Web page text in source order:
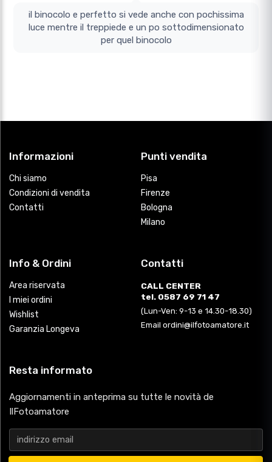
il binocolo e perfetto si vede anche con pochissima
luce mentre il treppiede e un po sottodimensionato
per quel binocolo
Informazioni
Chi siamo
Condizioni di vendita
Contatti
Punti vendita
Pisa
Firenze
Bologna
Milano
Info & Ordini
Area riservata
I miei ordini
Wishlist
Garanzia Longeva
Contatti
CALL CENTER
tel. 0587 69 71 47
(Lun-Ven: 9-13 e 14.30-18.30)
Email ordini@ilfotoamatore.it
Resta informato
Aggiornamenti in anteprima su tutte le novità de
IlFotoamatore